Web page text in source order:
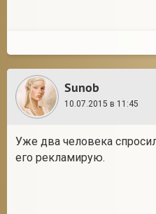
Sunob
10.07.2015 в 11:45
Уже два человека
его рекламирую.